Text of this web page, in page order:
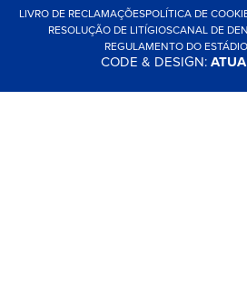
LIVRO DE RECLAMAÇÕESPOLÍTICA DE
RESOLUÇÃO DE LITÍGIOSCANAL DE
REGULAMENTO DO
CODE & DESIGN: